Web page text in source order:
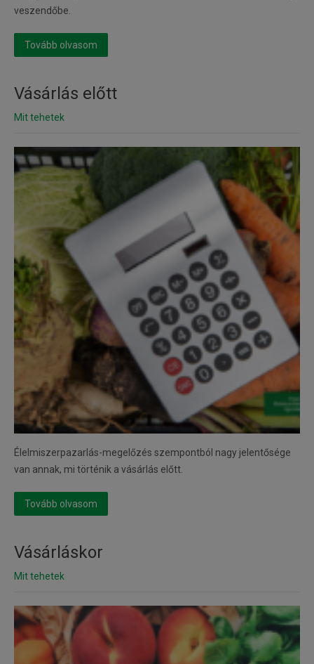
veszendőbe.
Tovább olvasom
Vásárlás előtt
Mit tehetek
Élelmiszerpazarlás-megelőzés szempontból nagy jelentősége
van annak, mi történik a vásárlás előtt.
Tovább olvasom
Vásárláskor
Mit tehetek